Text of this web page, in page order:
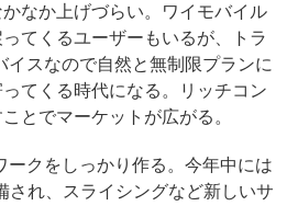
なか上げづらい。ワイモバイル
てくるユーザーもいるが、トラ
イスなので自然と無制限プランに
てくる時代になる。リッチコン
とでマーケットが広がる。
クをしっかり作る。今年中には
され、スライシングなど新しいサ